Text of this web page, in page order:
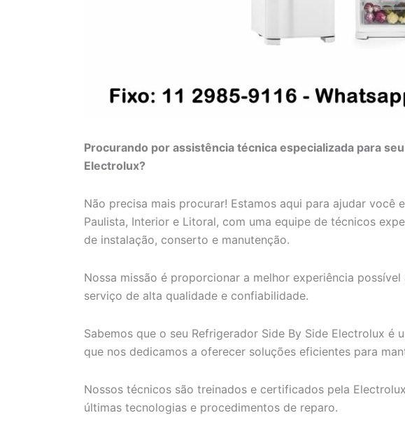
Procurando por assistência técnica especializada para
Electrolux?
Não precisa mais procurar! Estamos aqui para ajudar você
Paulista, Interior e Litoral, com uma equipe de técnicos
de instalação, conserto e manutenção.
Nossa missão é proporcionar a melhor experiência
serviço de alta qualidade e confiabilidade.
Sabemos que o seu Refrigerador Side By Side Electrolux é
que nos dedicamos a oferecer soluções eficientes para
Nossos técnicos são treinados e certificados pela
últimas tecnologias e procedimentos de reparo.